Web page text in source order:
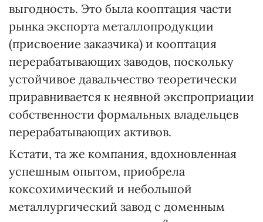
выгодность. Это была кооптация части
рынка экспорта металлопродукции
(присвоение заказчика) и кооптация
перерабатывающих заводов, поскольку
устойчивое давальчество теоретически
приравнивается к неявной экспроприации
собственности формальных владельцев
перерабатывающих активов.
Кстати, та же компания, вдохновленная
успешным опытом, приобрела
коксохимический и небольшой
металлургический завод с доменным